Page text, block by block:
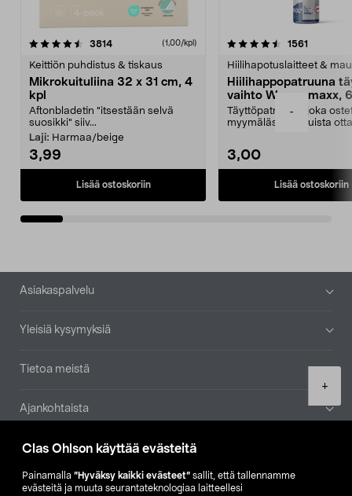
Clas Ohlson käyttää evästeitä
Painamalla ”Hyväksy kaikki evästeet” sallit, että tallennamme
evästeitä ja muuta seurantateknologiaa laitteellesi
-
+
3814arvostelut (1,00/kpl)
Keittiön puhdistus & tiskaus
Mikrokuituliina 32 x 31 cm, 4
kpl
Aftonbladetin "itsestään selvä
suosikki" siiv...
Laji: Harmaa/beige
3,99
Lisää ostoskoriin
4.5viidestä
1561
Hiilihapotuslaitteet &
Hiilihappopatruuna
vaihto Wassermaxx,
Täyttöpatruuna, joka
myymälästä – muista
3,00
Lisää ostoskoriin
4.5viidestä
Alatunniste
Asiakaspalvelu
Yleisiä kysymyksiä
Tietoa meistä
Ajankohtaista
Muut yrityksemme
Etsi myymälä